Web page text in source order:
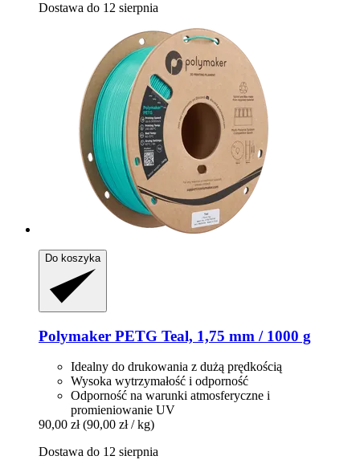
Dostawa do 12 sierpnia
Do koszyka
Polymaker PETG Teal, 1,75 mm / 1000 g
Idealny do drukowania z dużą prędkością
Wysoka wytrzymałość i odporność
Odporność na warunki atmosferyczne i
promieniowanie UV
90,00 zł (90,00 zł / kg)
Dostawa do 12 sierpnia